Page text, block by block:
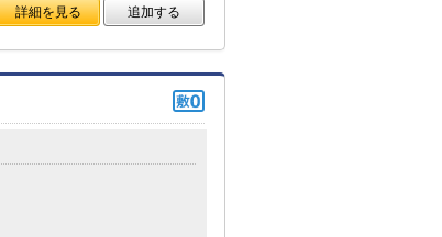
詳細を見る 追加する